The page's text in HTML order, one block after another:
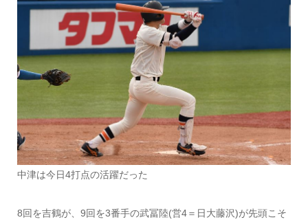
中津は今日4打点の活躍だった
8回を吉鶴が、9回を3番手の武冨陸(営4＝日大藤沢)が先頭こそ